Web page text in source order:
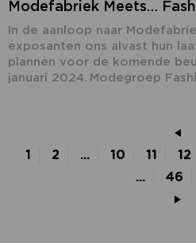
Modefabriek Meets…
In de aanloop naar
exposanten ons alvast hun
plannen voor de komende
januari 2024. Modegroep
1 2 ... 10 11 12
...
46